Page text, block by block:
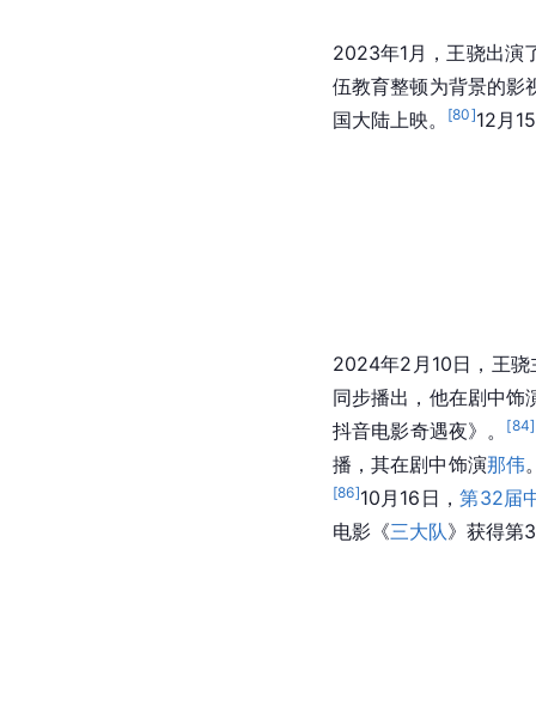
2023年1月，王骁出演
伍教育整顿为背景的影
国大陆上映。
[80]12月
2024年2月10日，王骁
同步播出，他在剧中饰
抖音电影奇遇夜》。
[84]
播，其在剧中饰演那伟
[86]10月16日，第32届
电影《三大队》获得第